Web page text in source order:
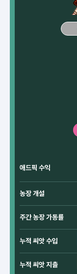
애드픽 수익
농장 개설
주간 농장 가동률
누적 씨앗 수입
누적 씨앗 지출